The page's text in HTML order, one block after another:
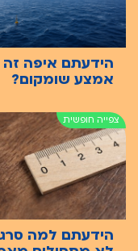
הידעתם איפה זה
אמצע שומקום?
הידעתם למה